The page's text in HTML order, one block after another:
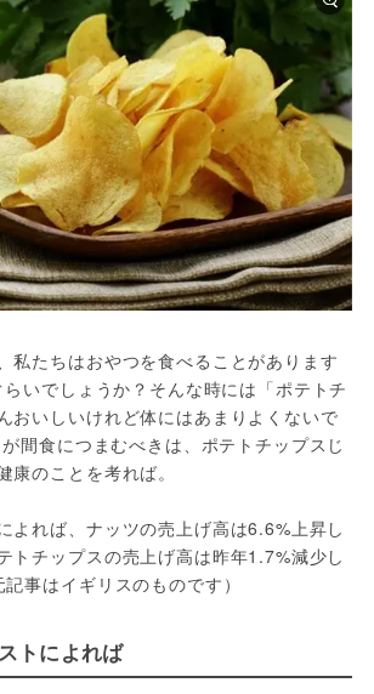
私たちはおやつを食べることがあります
いでしょうか？そんな時には「ポテトチ
おいしいけれど体にはあまりよくないで
間食につまむべきは、ポテトチップスじ
康のことを考れば。
よれば、ナッツの売上げ高は6.6%上昇し
トチップスの売上げ高は昨年1.7%減少し
事はイギリスのものです）
トによれば